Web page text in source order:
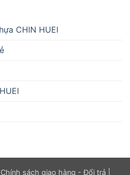
CHIN HUEI
Chính sách giao hàng - Đổi trả